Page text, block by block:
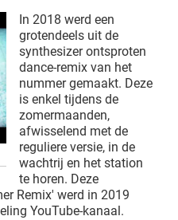
In 2018 werd een
grotendeels uit de
synthesizer ontsproten
dance-remix van het
nummer gemaakt. Deze
is enkel tijdens de
zomermaanden,
afwisselend met de
reguliere versie, in de
wachtrij en het station
te horen. Deze
Remix' werd in 2019
YouTube-kanaal.